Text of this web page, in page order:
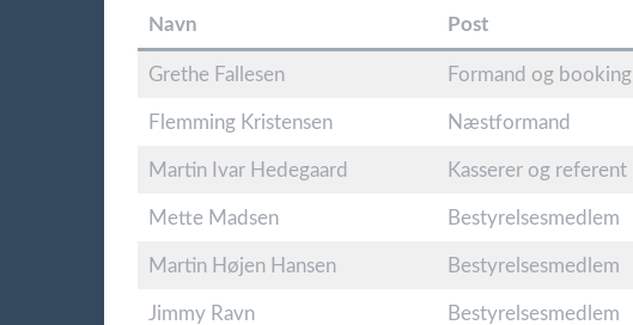
Navn Post
Grethe Fallesen Formand og booking
Flemming Kristensen Næstformand
Martin Ivar Hedegaard Kasserer og referent
Mette Madsen Bestyrelsesmedlem
Martin Højen Hansen Bestyrelsesmedlem
Jimmy Ravn Bestyrelsesmedlem